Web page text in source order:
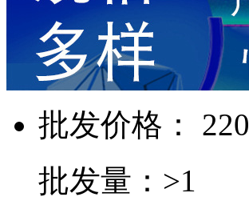
批发价格： 220
批发量：>1